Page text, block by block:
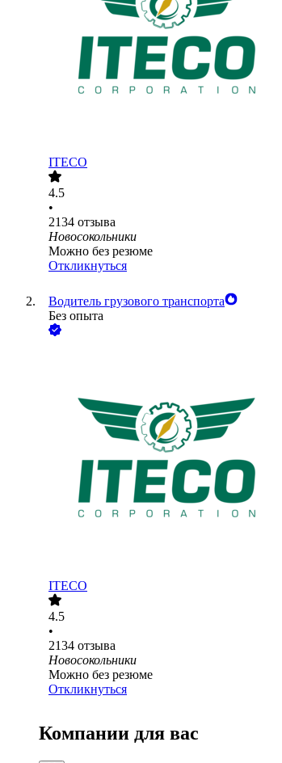
ITECO
4.5
•
2134 отзыва
Новосокольники
Можно без резюме
Откликнуться
Водитель грузового транспорта
Без опыта
ITECO
4.5
•
2134 отзыва
Новосокольники
Можно без резюме
Откликнуться
Компании для вас